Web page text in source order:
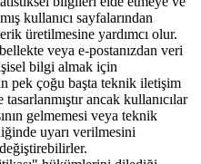
kullanıcı sayfalarından
üretilmesine yardımcı olur.
veya e-postanızdan veri
bilgi almak için
pek çoğu başta teknik iletişim
ancak kullanıcılar
gelmemesi veya teknik
uyarı verilmesini